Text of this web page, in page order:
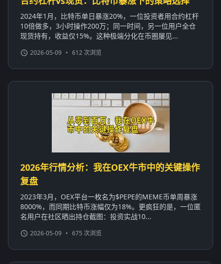
2024年1月，比特币单日暴涨20%，一位投资者用合约杠杆
10倍做多，3小时操作200万；同一时间，另一位用户全仓
现货持有，收益仅15%。这种极端分化在币圈屡见...
2026-05-09 • 612 次浏览
2026年行情分析：我在OEX牛市中的关键操作
复盘
2023年3月，OEX平台一枚名为$PEPE的MEME币单周暴涨
8000%，而同期比特币涨幅仅为18%。更疯狂的是，一位匿
名用户在社区晒出持仓截图：投资实战10...
2026-05-09 • 675 次浏览